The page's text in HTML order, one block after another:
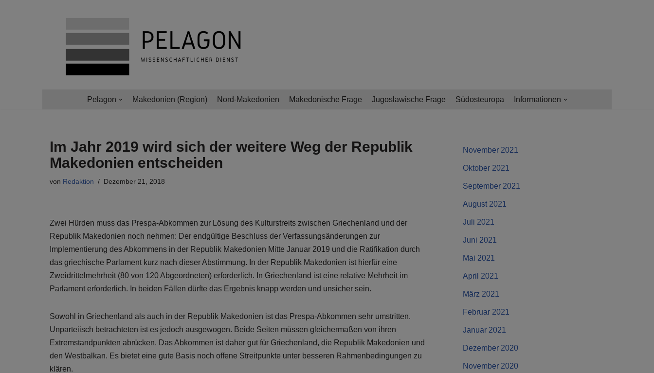
Pelagon Makedonien (Region) Nord-Makedonien Makedonische Frage Jugoslawische Frage Südosteuropa Informationen
Im Jahr 2019 wird sich der weitere Weg der Republik
Makedonien entscheiden
von Redaktion Dezember 21, 2018
Zwei Hürden muss das Prespa-Abkommen zur Lösung des Kulturstreits zwischen Griechenland und der
Republik Makedonien noch nehmen: Der endgültige Beschluss der Verfassungsänderungen zur
Implementierung des Abkommens in der Republik Makedonien Mitte Januar 2019 und die Ratifikation durch
das griechische Parlament kurz nach dieser Abstimmung. In der Republik Makedonien ist hierfür eine
Zweidrittelmehrheit (80 von 120 Abgeordneten) erforderlich. In Griechenland ist eine relative Mehrheit im
Parlament erforderlich. In beiden Fällen dürfte das Ergebnis knapp werden und unsicher sein.
Sowohl in Griechenland als auch in der Republik Makedonien ist das Prespa-Abkommen sehr umstritten.
Unparteiisch betrachteten ist es jedoch ausgewogen. Beide Seiten müssen gleichermaßen von ihren
Extremstandpunkten abrücken. Das Abkommen ist daher gut für Griechenland, die Republik Makedonien und
den Westbalkan. Es bietet eine gute Basis noch offene Streitpunkte unter besseren Rahmenbedingungen zu
klären.
November 2021
Oktober 2021
September 2021
August 2021
Juli 2021
Juni 2021
Mai 2021
April 2021
März 2021
Februar 2021
Januar 2021
Dezember 2020
November 2020